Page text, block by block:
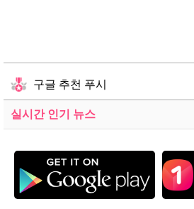
구글 추천 푸시
실시간 인기 뉴스